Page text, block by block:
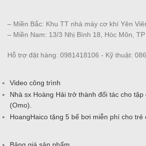
– Miền Bắc: Khu TT nhà máy cơ khí Yên
– Miền Nam: 13/3 Nhị Bình 18, Hóc Môn, TP
Hỗ trợ đặt hàng: 0981418106 - Kỹ thuật:
Video công trình
Nhà sx Hoàng Hải trở thành đối tác cho tập
(Omo).
HoangHaico tặng 5 bể bơi miễn phí cho trẻ